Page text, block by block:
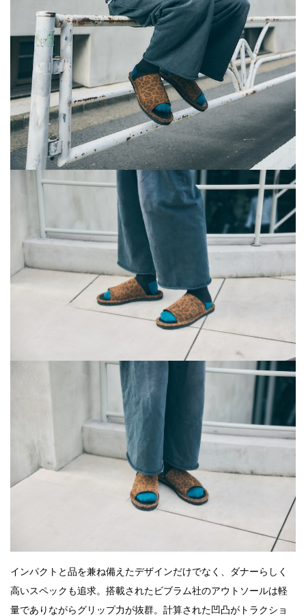
インパクトと品を兼ね備えたデザインだけでなく、ダナーらしく
高いスペックも追求。搭載されたビブラム社のアウトソールは軽
量でありながらグリップ力が抜群。計算された凹凸がトラクショ